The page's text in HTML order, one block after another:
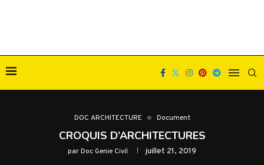
DOC ARCHITECTURE Document
CROQUIS D’ARCHITECTURES
parDoc Genie Civil juillet 21, 2019